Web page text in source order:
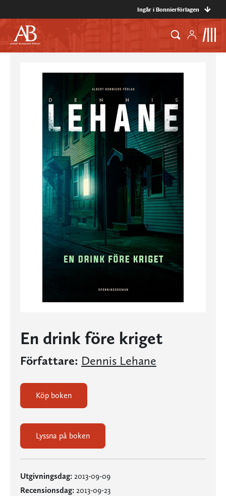
Ingår i Bonnierförlagen
En drink före kriget
Författare: Dennis Lehane
Köp boken
Lyssna på boken
Utgivningsdag: 2013-09-09
Recensionsdag: 2013-09-23